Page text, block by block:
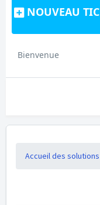
NOUVEAU
Bienvenue
Accueil des solutions